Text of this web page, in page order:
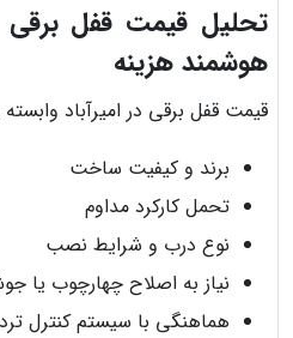
تحلیل قیمت قفل برقی
هوشمند هزینه
قیمت قفل برقی در امیرآباد
برند و کیفیت ساخت
تحمل کارکرد مداوم
نوع درب و شرایط نصب
نیاز به اصلاح چهارچوب یا
هماهنگی با سیستم کنترل